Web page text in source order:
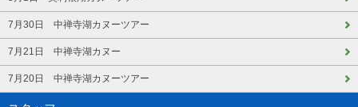
7月30日 中禅寺湖カヌーツアー
7月21日 中禅寺湖カヌー
7月20日 中禅寺湖カヌーツアー